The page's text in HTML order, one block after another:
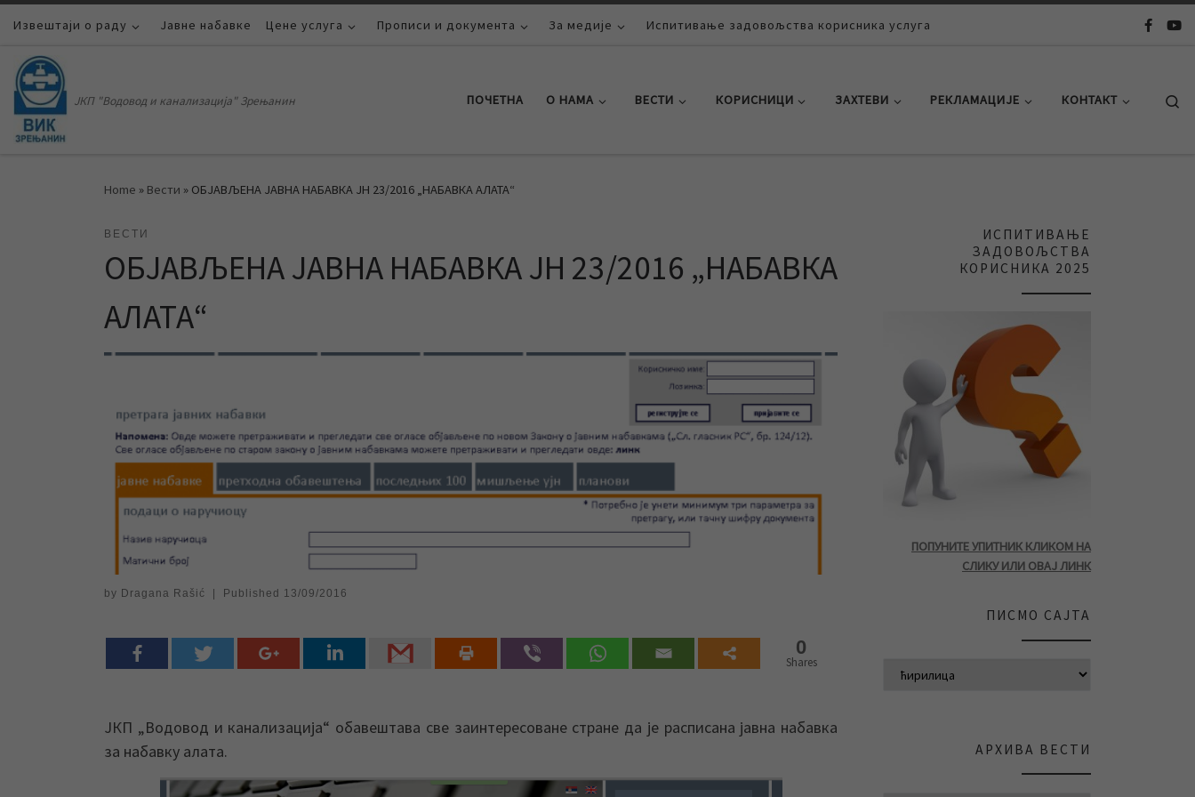
Skip to content
Извештаји о раду Јавне набавке Цене услуга Прописи и документа За медије Испитивање задовољства корисника услуга
ЈКП "Водовод и канализација" Зрењанин ПОЧЕТНА О НАМА ВЕСТИ КОРИСНИЦИ ЗАХТЕВИ РЕКЛАМАЦИЈЕ КОНТАКТ
Home » Вести » ОБЈАВЉЕНА ЈАВНА НАБАВКА ЈН 23/2016 „НАБАВКА АЛАТА“
ВЕСТИ
ОБЈАВЉЕНА ЈАВНА НАБАВКА ЈН 23/2016 „НАБАВКА
АЛАТА“
by Dragana Rašić Published 13/09/2016
0
Shares
ЈКП „Водовод и канализација“ обавештава све заинтересоване стране да је расписана јавна набавка
за набавку алата.
ИСПИТИВАЊЕ
ЗАДОВОЉСТВА
КОРИСНИКА 2025
ПОПУНИТЕ УПИТНИК КЛИКОМ НА
СЛИКУ ИЛИ ОВАЈ ЛИНК
ПИСМО САЈТА
АРХИВА ВЕСТИ